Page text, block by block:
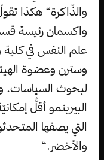
والذّاكرة“ هكذا
واكسمان رئيسة
علم النفس في كلية
وسترن وعضوة
لبحوث السياسات.
البيرينمو أقلُّ
التي يصفها
والأخضر.“